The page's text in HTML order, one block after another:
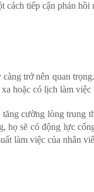
tiếp cận phản
trở nên quan
hoặc có lịch làm
cường lòng trung
họ sẽ có động lực
làm việc của nhân